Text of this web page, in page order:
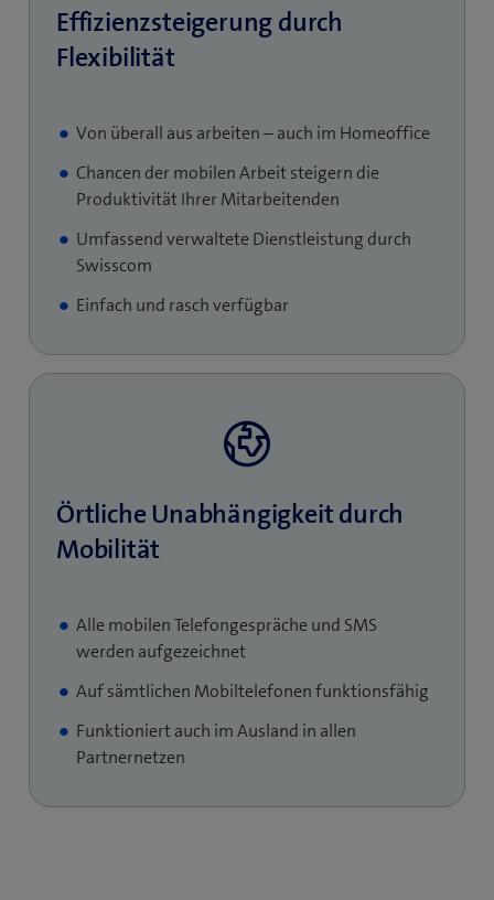
Effizienzsteigerung durch
Flexibilität
Von überall aus arbeiten – auch im Homeoffice
Chancen der mobilen Arbeit steigern die
Produktivität Ihrer Mitarbeitenden
Umfassend verwaltete Dienstleistung durch
Swisscom
Einfach und rasch verfügbar
Örtliche Unabhängigkeit durch
Mobilität
Alle mobilen Telefongespräche und SMS
werden aufgezeichnet
Auf sämtlichen Mobiltelefonen funktionsfähig
Funktioniert auch im Ausland in allen
Partnernetzen